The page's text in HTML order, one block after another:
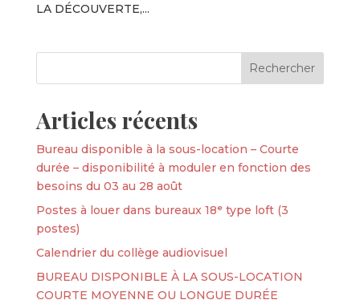
LA DÉCOUVERTE,...
Articles récents
Bureau disponible à la sous-location – Courte
durée – disponibilité à moduler en fonction des
besoins du 03 au 28 août
Postes à louer dans bureaux 18ᵉ type loft (3
postes)
Calendrier du collège audiovisuel
BUREAU DISPONIBLE À LA SOUS-LOCATION
COURTE MOYENNE OU LONGUE DURÉE